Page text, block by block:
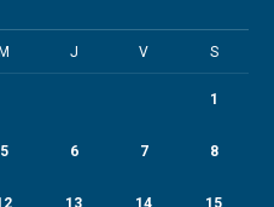
M J V S
1
5 6 7 8
13 14 15